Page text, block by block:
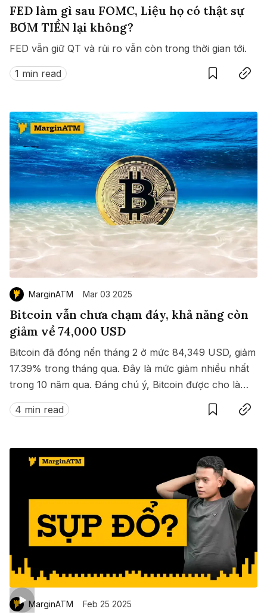
FED làm gì sau FOMC, Liệu họ có thật sự
BƠM TIỀN lại không?
FED vẫn giữ QT và rủi ro vẫn còn trong thời gian tới.
1 min read
SaveCopy link
MarginATM Mar 03 2025
Bitcoin vẫn chưa chạm đáy, khả năng còn
giảm về 74,000 USD
Bitcoin đã đóng nến tháng 2 ở mức 84,349 USD, giảm
17.39% trong tháng qua. Đây là mức giảm nhiều nhất
trong 10 năm qua. Đáng chú ý, Bitcoin được cho là
vẫn chưa chạm đáy và vẫn có khả năng quay về
74,000 USD.
4 min read
SaveCopy link
MarginATM Feb 25 2025